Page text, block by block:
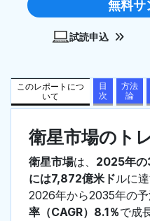
無料
試読申込
このレポートにつ
いて
目
次
方法
論
衛星市場のト
衛星市場は、 2025年の
には7,872億米ドルに
2026年から2035年の
率（CAGR）8.1％で成